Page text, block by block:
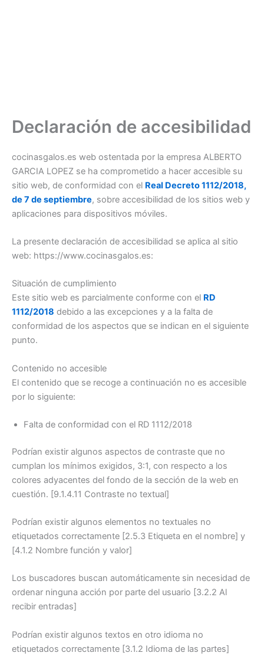
Declaración de accesibilidad
cocinasgalos.es web ostentada por la empresa ALBERTO
GARCIA LOPEZ se ha comprometido a hacer accesible su
sitio web, de conformidad con el Real Decreto 1112/2018,
de 7 de septiembre, sobre accesibilidad de los sitios web y
aplicaciones para dispositivos móviles.
La presente declaración de accesibilidad se aplica al sitio
web: https://www.cocinasgalos.es:
Situación de cumplimiento
Este sitio web es parcialmente conforme con el RD
1112/2018 debido a las excepciones y a la falta de
conformidad de los aspectos que se indican en el siguiente
punto.
Contenido no accesible
El contenido que se recoge a continuación no es accesible
por lo siguiente:
Falta de conformidad con el RD 1112/2018
Podrían existir algunos aspectos de contraste que no
cumplan los mínimos exigidos, 3:1, con respecto a los
colores adyacentes del fondo de la sección de la web en
cuestión. [9.1.4.11 Contraste no textual]
Podrían existir algunos elementos no textuales no
etiquetados correctamente [2.5.3 Etiqueta en el nombre] y
[4.1.2 Nombre función y valor]
Los buscadores buscan automáticamente sin necesidad de
ordenar ninguna acción por parte del usuario [3.2.2 Al
recibir entradas]
Podrían existir algunos textos en otro idioma no
etiquetados correctamente [3.1.2 Idioma de las partes]